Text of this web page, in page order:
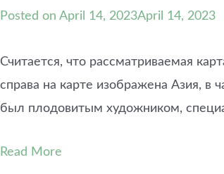
Posted on April 14, 2023April 14, 2023
Считается, что рассматриваемая
справа на карте изображена Азия, в
был плодовитым художником,
Read More